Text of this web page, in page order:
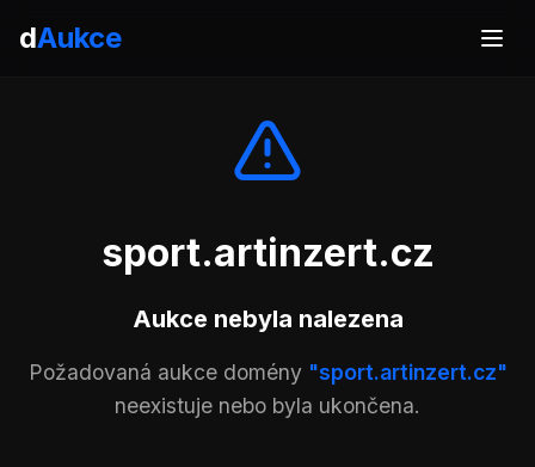
dAukce
sport.artinzert.cz
Aukce nebyla nalezena
Požadovaná aukce domény "sport.artinzert.cz"
neexistuje nebo byla ukončena.